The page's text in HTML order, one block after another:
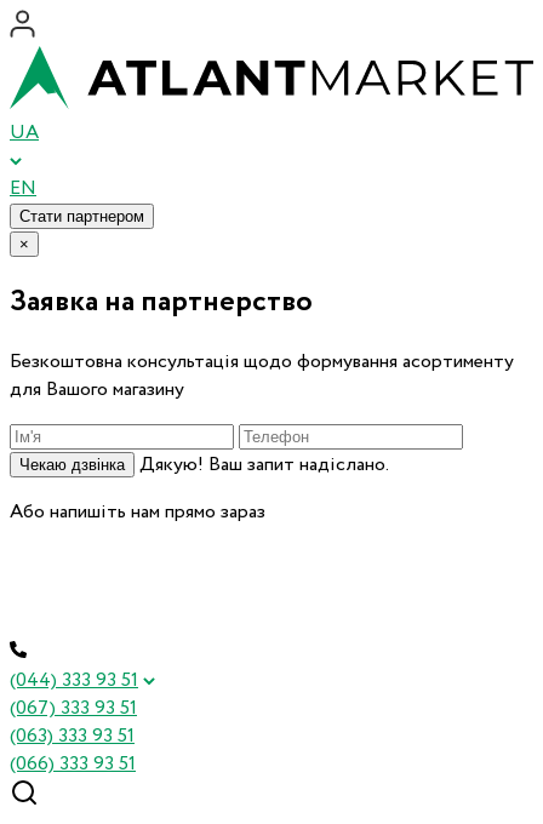
UA
EN
Стати партнером
×
Заявка на партнерство
Безкоштовна консультація щодо формування асортименту
для Вашого магазину
Чекаю дзвінка
Дякую! Ваш запит надіслано.
Або напишіть нам прямо зараз
(044) 333 93 51
(067) 333 93 51
(063) 333 93 51
(066) 333 93 51